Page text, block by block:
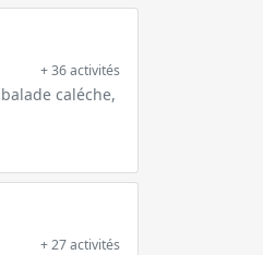
+ 36 activités
caléche,
+ 27 activités